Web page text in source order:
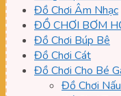
Đồ Chơi Âm Nhạc
ĐỒ CHƠI BƠM
Đồ Chơi Búp Bê
Đồ Chơi Cát
Đồ Chơi Cho Bé
Đồ Chơi